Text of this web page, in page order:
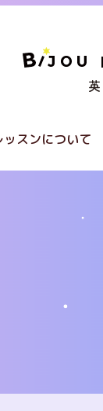
ッスンについて